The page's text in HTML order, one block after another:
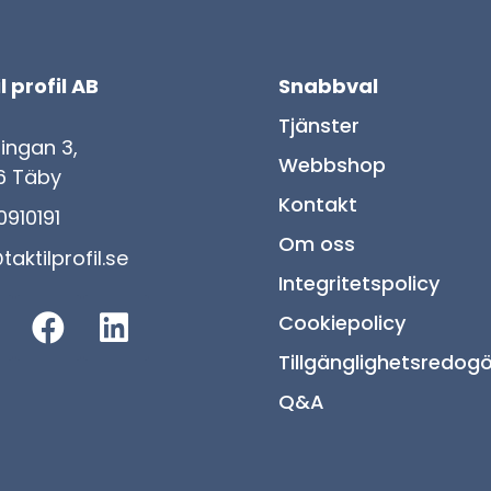
profil AB
3,
Täby
Snabbval
Tjänster
Webbshop
Kontakt
Om oss
Integritetspolicy
Cookiepolicy
Q&A